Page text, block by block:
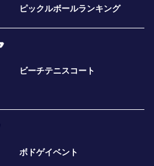
ピックルボールランキング
ビーチテニスコート
ボドゲイベント